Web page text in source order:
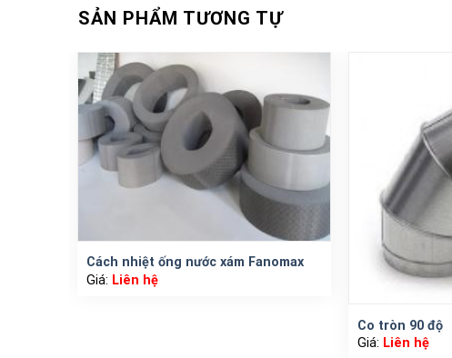
SẢN PHẨM TƯƠNG TỰ
Cách nhiệt ống nước xám Fanomax
Giá: Liên hệ
Co tròn 90 độ
Giá: Liên hệ